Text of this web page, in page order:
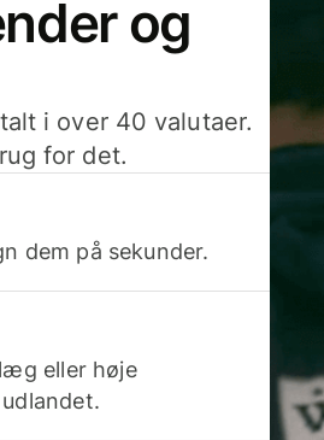
og
i over 40 valutaer.
for det.
dem på sekunder.
eller høje